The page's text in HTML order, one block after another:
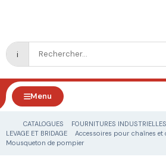
i
Inscription
Menu
CATALOGUES FOURNITURES INDUSTRIELLES
LEVAGE ET BRIDAGE
Accessoires pour chaînes et
Mousqueton de pompier